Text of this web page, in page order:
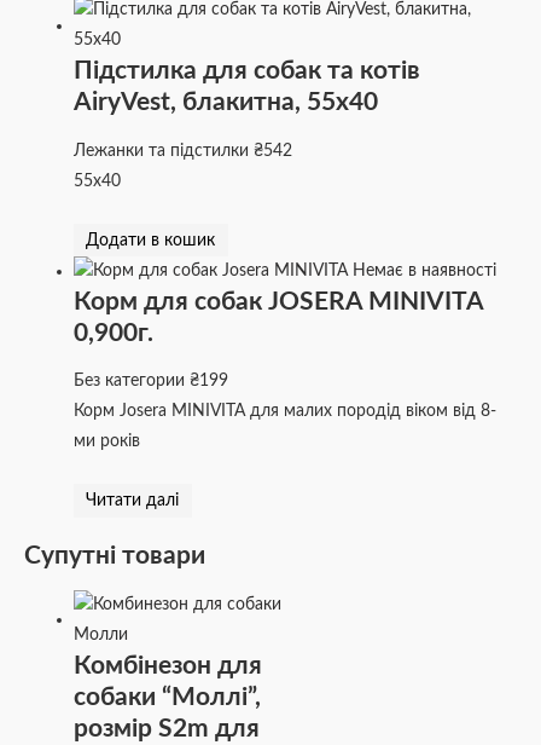
Підстилка для собак та котів
AiryVest, блакитна, 55х40
Лежанки та підстилки₴542
55х40
Додати в кошик
Немає в наявності
Корм для собак JOSERA MINIVITA
0,900г.
Без категории₴199
Корм Josera MINIVITA для малих породід віком від 8-
ми років
Читати далі
Супутні товари
Комбінезон для
собаки “Моллі”,
розмір S2m для